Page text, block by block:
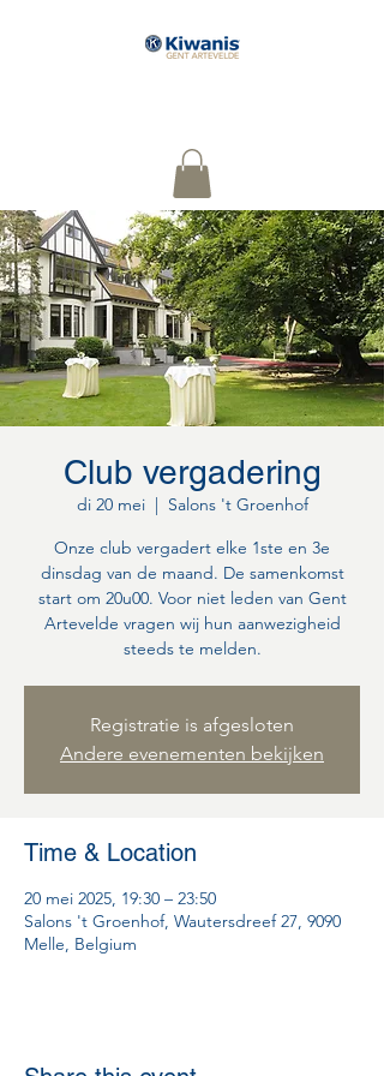
Club vergadering
di 20 mei
  |
Salons 't Groenhof
Onze club vergadert elke 1ste en 3e
dinsdag van de maand. De samenkomst
start om 20u00. Voor niet leden van Gent
Artevelde vragen wij hun aanwezigheid
steeds te melden.
Registratie is afgesloten
Andere evenementen bekijken
Time & Location
20 mei 2025, 19:30 – 23:50
Salons 't Groenhof, Wautersdreef 27, 9090
Melle, Belgium